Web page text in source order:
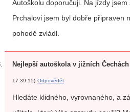
Autoškolu doporučuji. Na jízdy
Prchalovi jsem byl dobře připraven
pohodě zvládl.
Nejlepší autoškola v jižních Čechách
17:39:15) Odpovědět
Hledáte klidného, vyrovnaného, a